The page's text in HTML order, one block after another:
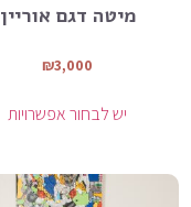
מיטה דגם אוריין
₪3,000
יש לבחור אפשרויות